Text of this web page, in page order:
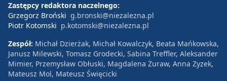
Zastępcy redaktora naczelnego:
Grzegorz Broński g.bronski@niezalezna.pl
Piotr Kotomski p.kotomski@niezalezna.pl
Zespół: Michał Dzierżak, Michał Kowalczyk, Beata Mańkowska,
Janusz Milewski, Tomasz Grodecki, Sabina Treffler, Aleksander
Mimier, Przemysław Obłuski, Magdalena Żuraw, Anna Zyzek,
Mateusz Mol, Mateusz Święcicki